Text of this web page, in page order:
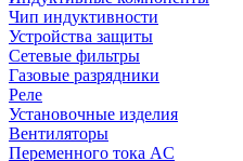
Чип индуктивности
Устройства защиты
Сетевые фильтры
Газовые разрядники
Реле
Установочные изделия
Вентиляторы
Переменного тока AC